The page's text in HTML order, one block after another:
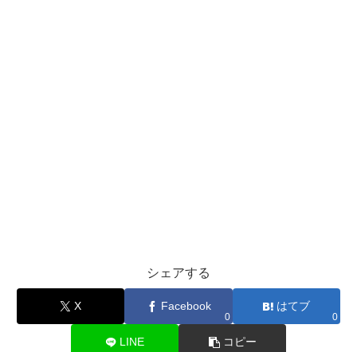
シェアする
X Facebook
0
はてブ
0
LINE コピー